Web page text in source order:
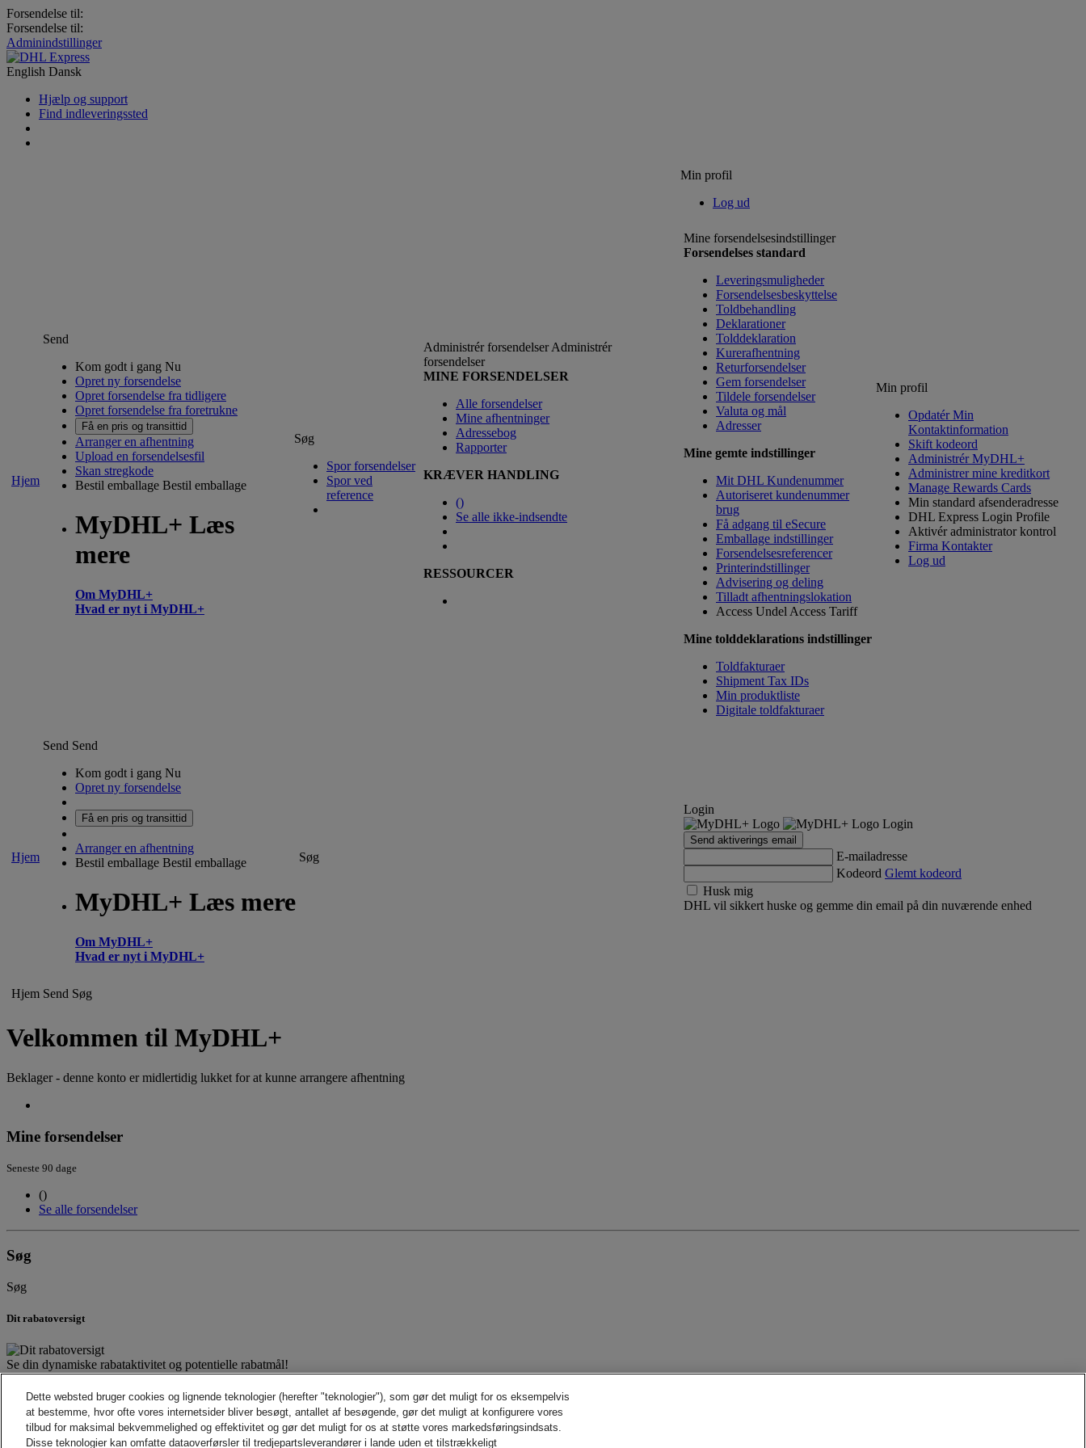
Forsendelse til:
Forsendelse til:
Adminindstillinger
English Dansk
Hjælp og support
Find indleveringssted
Min profil
Log ud
Hjem
Send
Kom godt i gang Nu
Opret ny forsendelse
Opret forsendelse fra tidligere
Opret forsendelse fra foretrukne
Få en pris og transittid
Arranger en afhentning
Upload en forsendelsesfil
Skan stregkode
Bestil emballage Bestil emballage
MyDHL+ Læs
mere
Om MyDHL+
Hvad er nyt i MyDHL+
Søg
Spor forsendelser
Spor ved
reference
Administrér forsendelserAdministrér
forsendelser
MINE FORSENDELSER
Alle forsendelser
Mine afhentninger
Adressebog
Rapporter
KRÆVER HANDLING
()
Se alle ikke-indsendte
RESSOURCER
Mine forsendelsesindstillinger
Forsendelses standard
Leveringsmuligheder
Forsendelsesbeskyttelse
Toldbehandling
Deklarationer
Tolddeklaration
Kurerafhentning
Returforsendelser
Gem forsendelser
Tildele forsendelser
Valuta og mål
Adresser
Mine gemte indstillinger
Mit DHL Kundenummer
Autoriseret kundenummer
brug
Få adgang til eSecure
Emballage indstillinger
Forsendelsesreferencer
Printerindstillinger
Advisering og deling
Tilladt afhentningslokation
Access Undel Access Tariff
Mine tolddeklarations indstillinger
Toldfakturaer
Shipment Tax IDs
Min produktliste
Digitale toldfakturaer
Min profil
Opdatér Min
Kontaktinformation
​Skift kodeord
Administrér MyDHL+
Administrer mine kreditkort
Manage Rewards Cards
Min standard afsenderadresse
DHL Express Login Profile
Aktivér administrator kontrol
Firma Kontakter
Log ud
Hjem
Send Send
Kom godt i gang Nu
Opret ny forsendelse
Få en pris og transittid
Arranger en afhentning
Bestil emballage Bestil emballage
MyDHL+ Læs mere
Om MyDHL+
Hvad er nyt i MyDHL+
Søg
Login
Login
Send aktiverings email
E-mailadresse
Kodeord Glemt kodeord
Husk mig
DHL vil sikkert huske og gemme din email på din nuværende enhed
Hjem Send Søg
Velkommen til MyDHL+
Beklager - denne konto er midlertidig lukket for at kunne arrangere afhentning
Mine forsendelser
Seneste 90 dage
()
Se alle forsendelser
Søg
Søg
Dit rabatoversigt
Se din dynamiske rabataktivitet og potentielle rabatmål!
Quick Links
Dette websted bruger cookies og lignende teknologier (herefter "teknologier"), som gør det muligt for os eksempelvis
at bestemme, hvor ofte vores internetsider bliver besøgt, antallet af besøgende, gør det muligt at konfigurere vores
tilbud for maksimal bekvemmelighed og effektivitet og gør det muligt for os at støtte vores markedsføringsindsats.
Disse teknologier kan omfatte dataoverførsler til tredjepartsleverandører i lande uden et tilstrækkeligt